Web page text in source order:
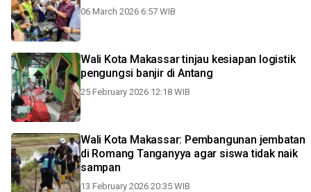
06 March 2026 6:57 WIB
Wali Kota Makassar tinjau kesiapan logistik
pengungsi banjir di Antang
25 February 2026 12:18 WIB
Wali Kota Makassar: Pembangunan jembatan
di Romang Tanganyya agar siswa tidak naik
sampan
13 February 2026 20:35 WIB